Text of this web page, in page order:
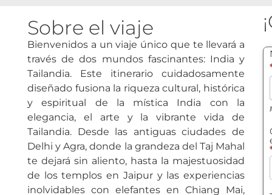
Sobre el viaje
Bienvenidos a un viaje único que te llevará a
través de dos mundos fascinantes: India y
Tailandia. Este itinerario cuidadosamente
diseñado fusiona la riqueza cultural, histórica
y espiritual de la mística India con la
elegancia, el arte y la vibrante vida de
Tailandia. Desde las antiguas ciudades de
Delhi y Agra, donde la grandeza del Taj Mahal
te dejará sin aliento, hasta la majestuosidad
de los templos en Jaipur y las experiencias
inolvidables con elefantes en Chiang Mai,